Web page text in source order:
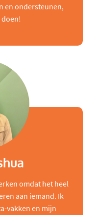
en ondersteunen,
doen!
omdat het heel
aan iemand. Ik
vakken en mijn